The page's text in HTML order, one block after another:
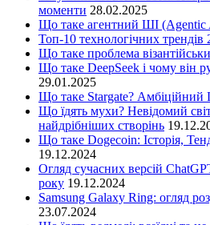
моменти 28.02.2025
Що таке агентний ШІ (Agentic
Топ-10 технологічних трендів
Що таке проблема
Що таке DeepSeek і чому він
29.01.2025
Що таке Stargate? Амбіційний
Що їдять мухи? Невідомий
найдрібніших створінь
Що таке Dogecoin: Історія,
19.12.2024
Огляд сучасних версій
року 19.12.2024
Samsung Galaxy Ring: огляд
23.07.2024